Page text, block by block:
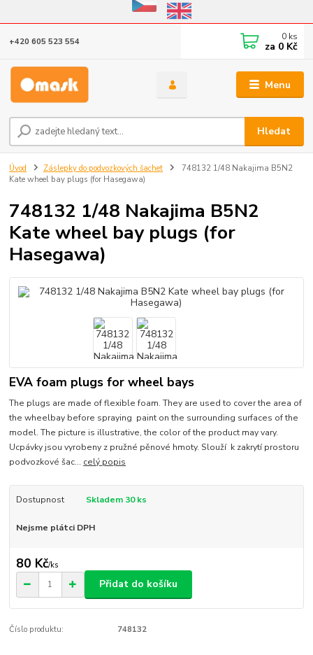
Eshop v provozu do 31.10.2026
Menu
Hledat
+420 605 523 554 0 ks
za 0 Kč
Úvod Záslepky do podvozkových šachet
748132 1/48 Nakajima B5N2
Kate wheel bay plugs (for Hasegawa)
748132 1/48 Nakajima B5N2
Kate wheel bay plugs (for
Hasegawa)
EVA foam plugs for wheel bays
The plugs are made of flexible foam. They are used to cover the area of
the wheelbay before spraying paint on the surrounding surfaces of the
model. The picture is illustrative, the color of the product may vary.
Ucpávky jsou vyrobeny z pružné pěnové hmoty. Slouží k zakrytí prostoru
podvozkové šac... celý popis
Dostupnost Skladem 30 ks
Nejsme plátci DPH
80 Kč/ks
Přidat do košíku
Číslo produktu: 748132